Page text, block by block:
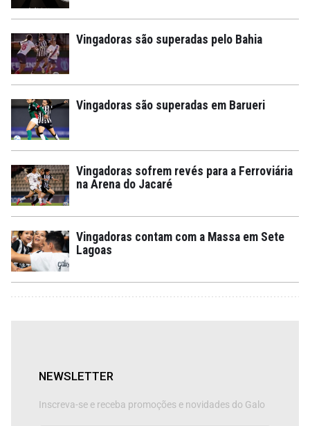
Vingadoras são superadas pelo Bahia
Vingadoras são superadas em Barueri
Vingadoras sofrem revés para a Ferroviária
na Arena do Jacaré
Vingadoras contam com a Massa em Sete
Lagoas
NEWSLETTER
Inscreva-se e receba promoções e novidades do Galo